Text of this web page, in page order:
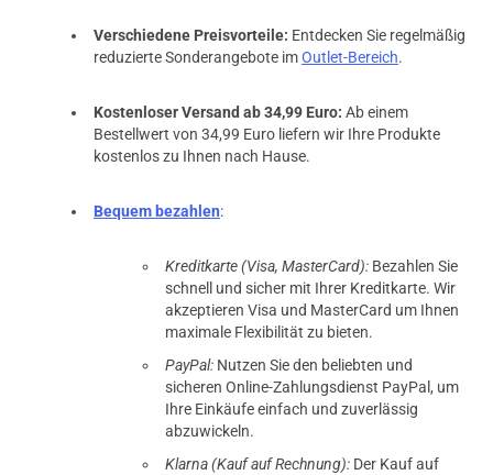
Verschiedene Preisvorteile: Entdecken Sie regelmäßig
reduzierte Sonderangebote imOutlet-Bereich.
Kostenloser Versand ab 34,99 Euro: Ab einem
Bestellwert von 34,99 Euro liefern wir Ihre Produkte
kostenlos zu Ihnen nach Hause.
Bequem bezahlen:
Kreditkarte (Visa, MasterCard): Bezahlen Sie
schnell und sicher mit Ihrer Kreditkarte. Wir
akzeptieren Visa und MasterCard um Ihnen
maximale Flexibilität zu bieten.
PayPal: Nutzen Sie den beliebten und
sicheren Online-Zahlungsdienst PayPal, um
Ihre Einkäufe einfach und zuverlässig
abzuwickeln.
Klarna (Kauf auf Rechnung): Der Kauf auf